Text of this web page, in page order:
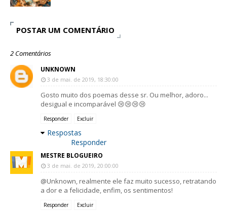
POSTAR UM COMENTÁRIO
2 Comentários
UNKNOWN
3 de mai. de 2019, 18:30:00
Gosto muito dos poemas desse sr. Ou melhor, adoro...
desigual e incomparável 😢😢😢😢
Responder Excluir
Respostas
Responder
MESTRE BLOGUEIRO
3 de mai. de 2019, 20:00:00
@Unknown, realmente ele faz muito sucesso, retratando
a dor e a felicidade, enfim, os sentimentos!
Responder Excluir